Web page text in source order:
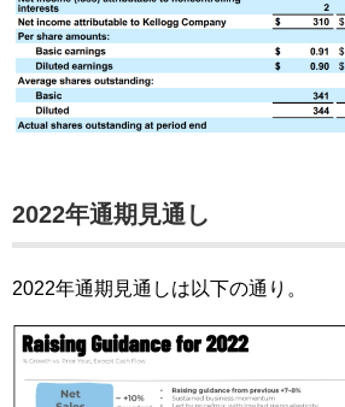
2022年通期見通し
2022年通期見通しは以下の通り。